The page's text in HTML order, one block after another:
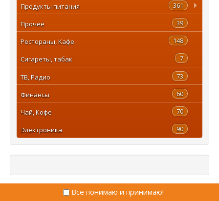
361
Продукты питания
39
Прочее
148
Рестораны, Кафе
7
Сигареты, табак
73
ТВ, Радио
60
Финансы
70
Чай, Кофе
90
Электроника
Всё понимаю и принимаю!